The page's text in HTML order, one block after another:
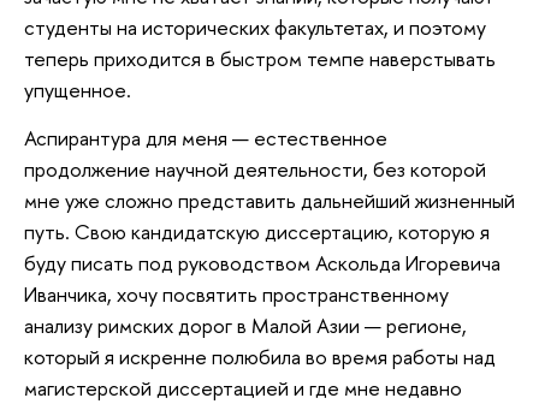
студенты на исторических факультетах, и поэтому
теперь приходится в быстром темпе наверстывать
упущенное.
Аспирантура для меня — естественное
продолжение научной деятельности, без которой
мне уже сложно представить дальнейший жизненный
путь. Свою кандидатскую диссертацию, которую я
буду писать под руководством Аскольда Игоревича
Иванчика, хочу посвятить пространственному
анализу римских дорог в Малой Азии — регионе,
который я искренне полюбила во время работы над
магистерской диссертацией и где мне недавно